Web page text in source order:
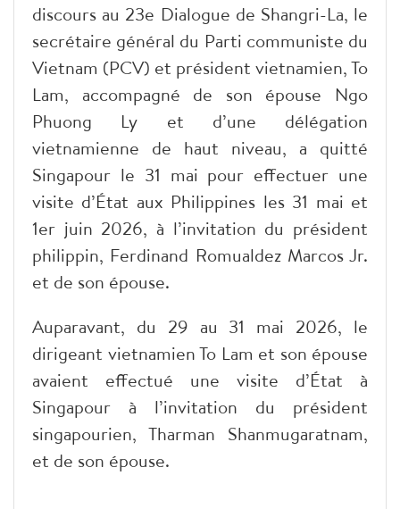
discours au 23e Dialogue de Shangri-La, le
secrétaire général du Parti communiste du
Vietnam (PCV) et président vietnamien, To
Lam, accompagné de son épouse Ngo
Phuong Ly et d’une délégation
vietnamienne de haut niveau, a quitté
Singapour le 31 mai pour effectuer une
visite d’État aux Philippines les 31 mai et
1er juin 2026, à l’invitation du président
philippin, Ferdinand Romualdez Marcos Jr.
et de son épouse.
Auparavant, du 29 au 31 mai 2026, le
dirigeant vietnamien To Lam et son épouse
avaient effectué une visite d’État à
Singapour à l’invitation du président
singapourien, Tharman Shanmugaratnam,
et de son épouse.